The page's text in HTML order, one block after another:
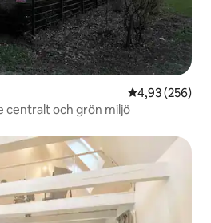
4,93 av 5 i
4,93 (256)
centralt och grön miljö